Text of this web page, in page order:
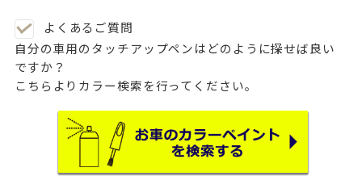
よくあるご質問
自分の車用のタッチアップペンはどのように探せば良い
ですか？
こちらよりカラー検索を行ってください。